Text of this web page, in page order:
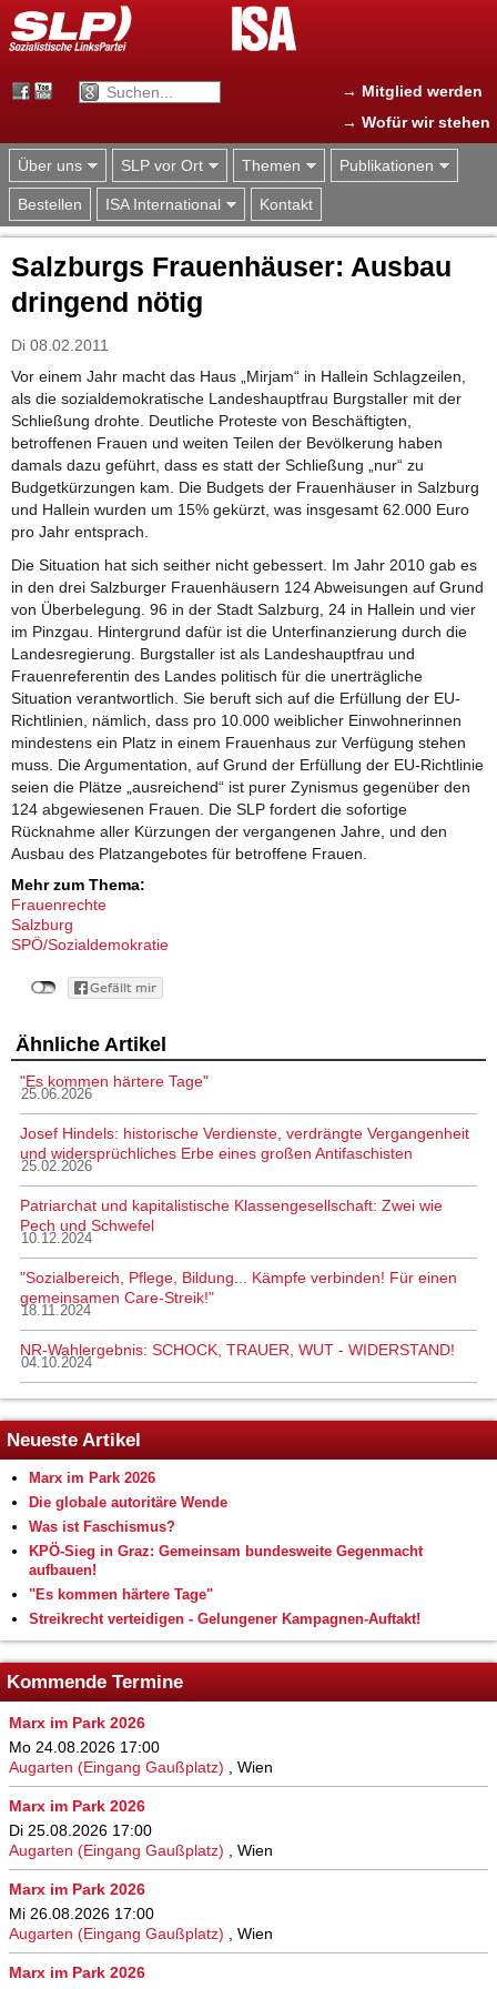
Jump to navigation
→ Mitglied werden
→ Wofür wir stehen
Über uns SLP vor Ort Themen Publikationen
Bestellen ISA International Kontakt
Salzburgs Frauenhäuser: Ausbau
dringend nötig
Di 08.02.2011
Vor einem Jahr macht das Haus „Mirjam“ in Hallein Schlagzeilen,
als die sozialdemokratische Landeshauptfrau Burgstaller mit der
Schließung drohte. Deutliche Proteste von Beschäftigten,
betroffenen Frauen und weiten Teilen der Bevölkerung haben
damals dazu geführt, dass es statt der Schließung „nur“ zu
Budgetkürzungen kam. Die Budgets der Frauenhäuser in Salzburg
und Hallein wurden um 15% gekürzt, was insgesamt 62.000 Euro
pro Jahr entsprach.
Die Situation hat sich seither nicht gebessert. Im Jahr 2010 gab es
in den drei Salzburger Frauenhäusern 124 Abweisungen auf Grund
von Überbelegung. 96 in der Stadt Salzburg, 24 in Hallein und vier
im Pinzgau. Hintergrund dafür ist die Unterfinanzierung durch die
Landesregierung. Burgstaller ist als Landeshauptfrau und
Frauenreferentin des Landes politisch für die unerträgliche
Situation verantwortlich. Sie beruft sich auf die Erfüllung der EU-
Richtlinien, nämlich, dass pro 10.000 weiblicher Einwohnerinnen
mindestens ein Platz in einem Frauenhaus zur Verfügung stehen
muss. Die Argumentation, auf Grund der Erfüllung der EU-Richtlinie
seien die Plätze „ausreichend“ ist purer Zynismus gegenüber den
124 abgewiesenen Frauen. Die SLP fordert die sofortige
Rücknahme aller Kürzungen der vergangenen Jahre, und den
Ausbau des Platzangebotes für betroffene Frauen.
Mehr zum Thema:
Frauenrechte
Salzburg
SPÖ/Sozialdemokratie
Ähnliche Artikel
"Es kommen härtere Tage"
25.06.2026
Josef Hindels: historische Verdienste, verdrängte Vergangenheit
und widersprüchliches Erbe eines großen Antifaschisten
25.02.2026
Patriarchat und kapitalistische Klassengesellschaft: Zwei wie
Pech und Schwefel
10.12.2024
"Sozialbereich, Pflege, Bildung... Kämpfe verbinden! Für einen
gemeinsamen Care-Streik!"
18.11.2024
NR-Wahlergebnis: SCHOCK, TRAUER, WUT - WIDERSTAND!
04.10.2024
Neueste Artikel
Marx im Park 2026
Die globale autoritäre Wende
Was ist Faschismus?
KPÖ-Sieg in Graz: Gemeinsam bundesweite Gegenmacht
aufbauen!
"Es kommen härtere Tage"
Streikrecht verteidigen - Gelungener Kampagnen-Auftakt!
Kommende Termine
Marx im Park 2026
Mo 24.08.2026 17:00
Augarten (Eingang Gaußplatz)
Wien
Marx im Park 2026
Di 25.08.2026 17:00
Augarten (Eingang Gaußplatz)
Wien
Marx im Park 2026
Mi 26.08.2026 17:00
Augarten (Eingang Gaußplatz)
Wien
Marx im Park 2026